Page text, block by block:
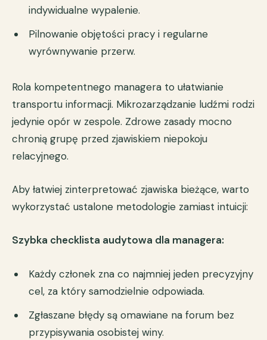
indywidualne wypalenie.
Pilnowanie objętości pracy i regularne
wyrównywanie przerw.
Rola kompetentnego managera to ułatwianie
transportu informacji. Mikrozarządzanie ludźmi rodzi
jedynie opór w zespole. Zdrowe zasady mocno
chronią grupę przed zjawiskiem niepokoju
relacyjnego.
Aby łatwiej zinterpretować zjawiska bieżące, warto
wykorzystać ustalone metodologie zamiast intuicji:
Szybka checklista audytowa dla managera:
Każdy członek zna co najmniej jeden precyzyjny
cel, za który samodzielnie odpowiada.
Zgłaszane błędy są omawiane na forum bez
przypisywania osobistej winy.